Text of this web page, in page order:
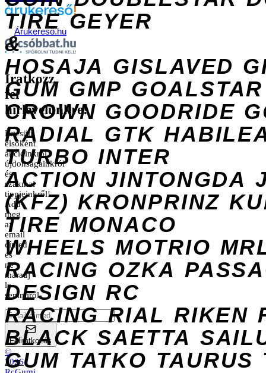
TIRE GEYER
&
HOSAJA GISLAVED
GUM GMP GOALSTAR
CROWN GOODRIDE
RADIAL GTK
TURBO INTER
ACTION JINTONGDA
(KFZ) KRONPRINZ
TIRE MONACO
WHEELS MOTRIO
RACING OZKA
DESIGN RC
RACING RIAL RIKEN
BLACK SAETTA
GUM TATKO TAURUS
Árukereső.hu
Iratkozz
fel
hírlevelünkre!
Értesülj
elsőként
akcióinkról,
újdonságainkról
és
szakmai
tippjeinkről!
Add
meg
az
email
címed
és
ne
maradj
le
semmiről.
Feliratkozás
©
2026